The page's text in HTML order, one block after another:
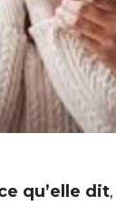
qu’elle dit